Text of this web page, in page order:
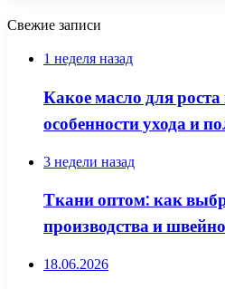
Свежие записи
1 неделя назад
Какое масло для
особенности ухода и
3 недели назад
Ткани оптом: как
производства и
18.06.2026